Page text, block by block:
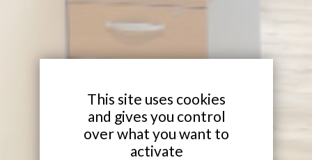
This site uses cookies
and gives you control
over what you want to
activate